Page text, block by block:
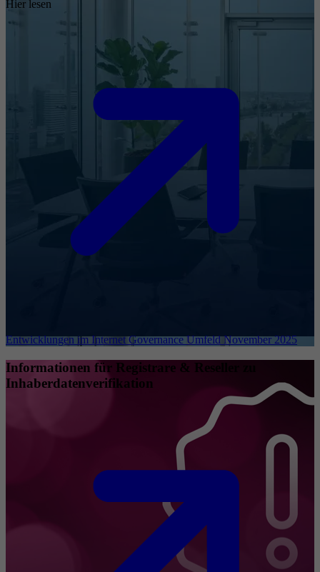
Hier lesen
Entwicklungen im Internet Governance Umfeld November 2025
Informationen für Registrare & Reseller zu
Inhaberdatenverifikation